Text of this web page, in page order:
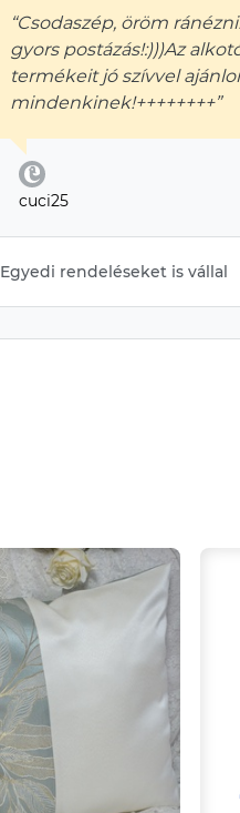
“Csodaszép, öröm
gyors postázás!:)))Az
termékeit jó szívvel
mindenkinek!++++++++”
cuci25
Egyedi rendeléseket is vállal